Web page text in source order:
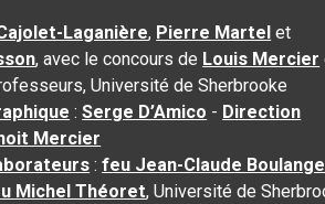
Laganière, Pierre Martel et
, avec le concours de Louis Mercier
Université de Sherbrooke
:Serge D’Amico - Direction
Mercier
:feu Jean-Claude
Michel Théoret, Université de